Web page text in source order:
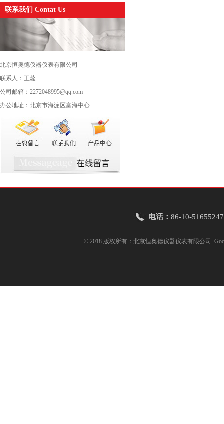
联系我们 Contat Us
北京恒奥德仪器仪表有限公司
联系人：王蕊
公司邮箱：2272048995@qq.com
办公地址：北京市海淀区富海中心
电话： 86-10-51655247
© 2018 版权所有：北京恒奥德仪器仪表有限公司